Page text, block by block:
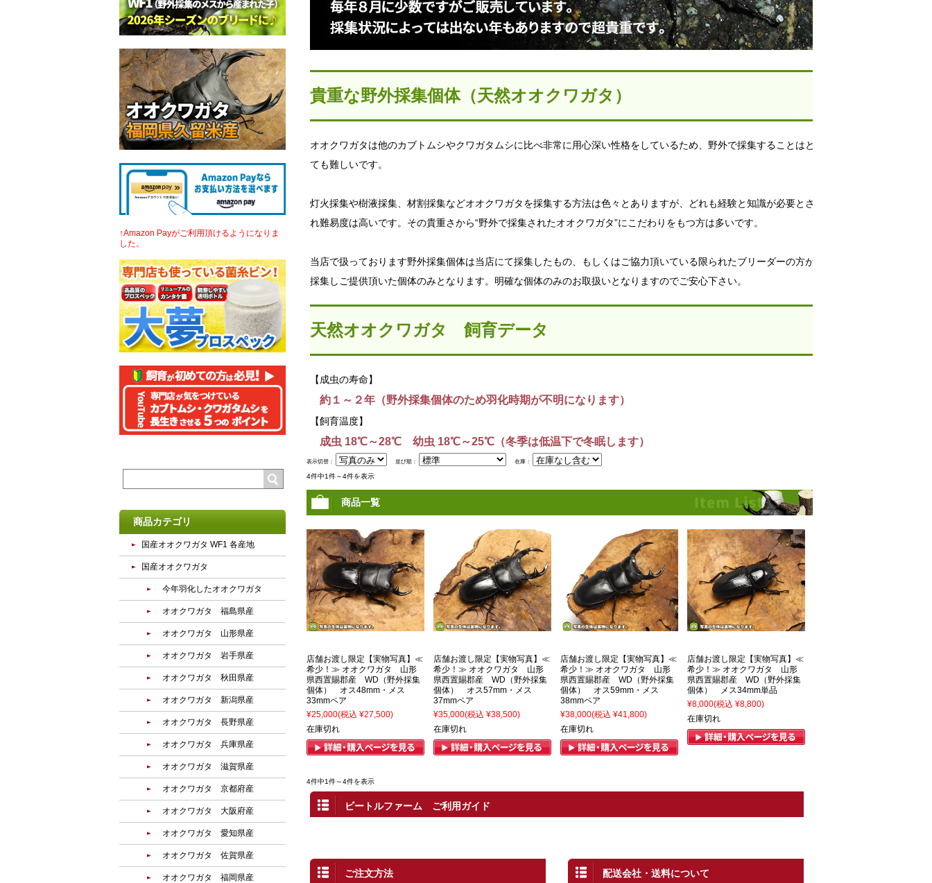
貴重な野外採集個体（天然オオクワガタ）
オオクワガタは他のカブトムシやクワガタムシに比べ非常に用心深い性格をしているため、野外で採集することはと
ても難しいです。
灯火採集や樹液採集、材割採集などオオクワガタを採集する方法は色々とありますが、どれも経験と知識が必要とさ
れ難易度は高いです。その貴重さから“野外で採集されたオオクワガタ”にこだわりをもつ方は多いです。
当店で扱っております野外採集個体は当店にて採集したもの、もしくはご協力頂いている限られたブリーダーの方が
採集しご提供頂いた個体のみとなります。明確な個体のみのお取扱いとなりますのでご安心下さい。
天然オオクワガタ 飼育データ
【成虫の寿命】
約１～２年（野外採集個体のため羽化時期が不明になります）
【飼育温度】
成虫 18℃～28℃ 幼虫 18℃～25℃（冬季は低温下で冬眠します）
表示切替： 並び順： 在庫：
4件中1件～4件を表示
商品一覧
店舗お渡し限定【実物写真】≪
希少！≫ オオクワガタ 山形
県西置賜郡産 WD（野外採集
個体） オス48mm・メス
33mmペア
¥25,000(税込 ¥27,500)
在庫切れ
店舗お渡し限定【実物写真】≪
希少！≫ オオクワガタ 山形
県西置賜郡産 WD（野外採集
個体） オス57mm・メス
37mmペア
¥35,000(税込 ¥38,500)
在庫切れ
店舗お渡し限定【実物写真】≪
希少！≫ オオクワガタ 山形
県西置賜郡産 WD（野外採集
個体） オス59mm・メス
38mmペア
¥38,000(税込 ¥41,800)
在庫切れ
店舗お渡し限定【実物写真】≪
希少！≫ オオクワガタ 山形
県西置賜郡産 WD（野外採集
個体） メス34mm単品
¥8,000(税込 ¥8,800)
在庫切れ
4件中1件～4件を表示
ビートルファーム ご利用ガイド
ご注文方法 配送会社・送料について
↑Amazon Payがご利用頂けるようになりま
した。
商品カテゴリ
国産オオクワガタ WF1 各産地
国産オオクワガタ
今年羽化したオオクワガタ
オオクワガタ 福島県産
オオクワガタ 山形県産
オオクワガタ 岩手県産
オオクワガタ 秋田県産
オオクワガタ 新潟県産
オオクワガタ 長野県産
オオクワガタ 兵庫県産
オオクワガタ 滋賀県産
オオクワガタ 京都府産
オオクワガタ 大阪府産
オオクワガタ 愛知県産
オオクワガタ 佐賀県産
オオクワガタ 福岡県産